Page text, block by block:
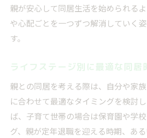
親が安心して同居生活を始められる
や心配ごとを一つずつ解消していく
す。
ライフステージ別に最適な同居
親との同居を考える際は、自分や家
に合わせて最適なタイミングを検討
ば、子育て世帯の場合は保育園や学
グ、親が定年退職を迎える時期、あ